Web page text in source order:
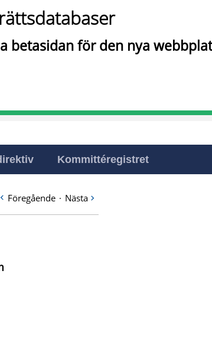
betasidan för den nya
Kommittéregistret
Föregående · Nästa